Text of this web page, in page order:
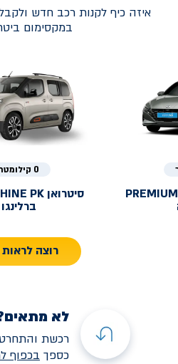
איזה כיף לקנות רכב חדש
במקסימום
0 קילומטר
סיטרואן PK
ברלינגו
רוצה
לא
רכשת
כספך בכפוף